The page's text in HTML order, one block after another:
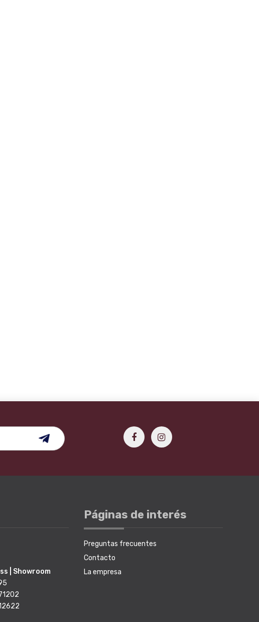
| Showroom
Páginas de interés
Preguntas frecuentes
Contacto
La empresa